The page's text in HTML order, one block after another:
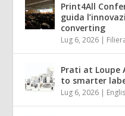
Print4All
guida
converting
Lug 6, 2026
Prati at Loupe
to smarter
Lug 6, 2026